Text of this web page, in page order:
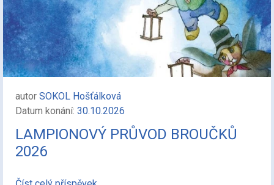
autor SOKOL Hošťálková
Datum konání: 30.10.2026
LAMPIONOVÝ PRŮVOD BROUČKŮ
2026